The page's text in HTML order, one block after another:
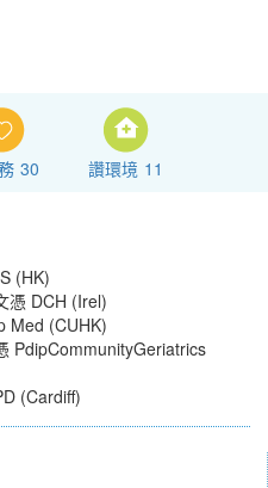
30 讚環境 11
(HK)
憑 DCH (Irel)
Med (CUHK)
PdipCommunityGeriatrics
(Cardiff)